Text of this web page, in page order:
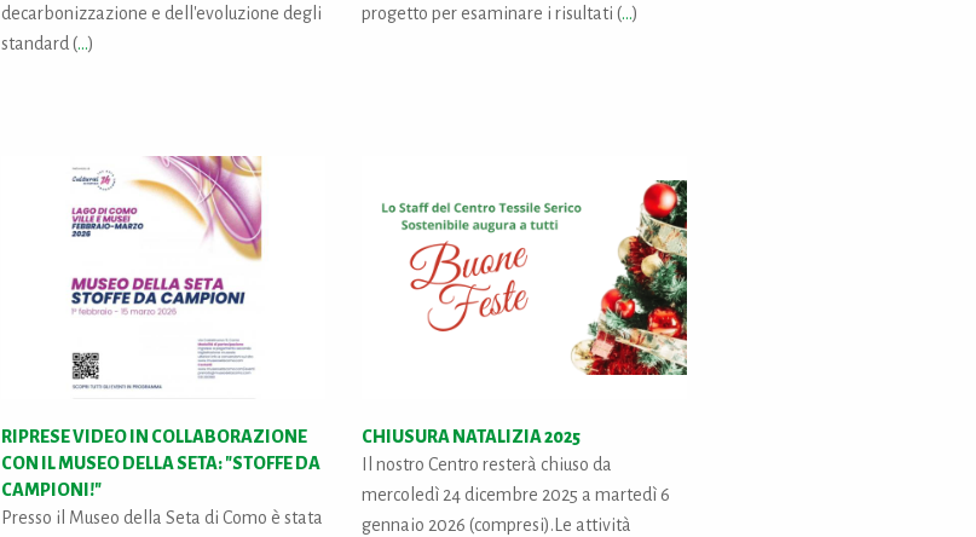
decarbonizzazione e dell'evoluzione degli
standard (...)
progetto per esaminare i risultati (...)
RIPRESE VIDEO IN COLLABORAZIONE
CON IL MUSEO DELLA SETA: "STOFFE DA
CAMPIONI!"
Presso il Museo della Seta di Como è stata
CHIUSURA NATALIZIA 2025
Il nostro Centro resterà chiuso da
mercoledì 24 dicembre 2025 a martedì 6
gennaio 2026 (compresi).Le attività